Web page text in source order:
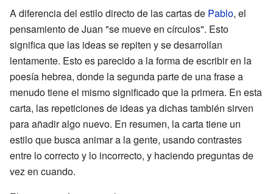
A diferencia del estilo directo de las cartas de Pablo, el
pensamiento de Juan "se mueve en círculos". Esto
significa que las ideas se repiten y se desarrollan
lentamente. Esto es parecido a la forma de escribir en la
poesía hebrea, donde la segunda parte de una frase a
menudo tiene el mismo significado que la primera. En esta
carta, las repeticiones de ideas ya dichas también sirven
para añadir algo nuevo. En resumen, la carta tiene un
estilo que busca animar a la gente, usando contrastes
entre lo correcto y lo incorrecto, y haciendo preguntas de
vez en cuando.